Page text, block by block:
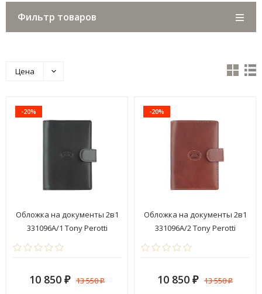
Фильтр товаров
Цена
-20%
Обложка на документы 2в1
331096A/1 Tony Perotti
10 850 ₽ 13 550₽
-20%
Обложка на документы 2в1
331096A/2 Tony Perotti
10 850 ₽ 13 550₽